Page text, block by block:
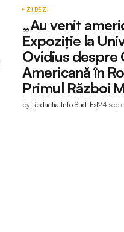
ZI DE ZI
„Au venit
Expoziție la
Ovidius despre
Americană în
Primul Război
by Redactia Info Sud-Est24